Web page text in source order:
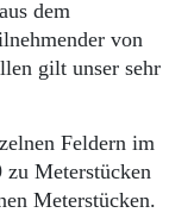
dem
von
gilt unser sehr
Feldern im
Meterstücken
Meterstücken.